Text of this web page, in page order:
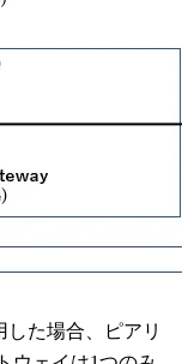
た場合、ピアリ